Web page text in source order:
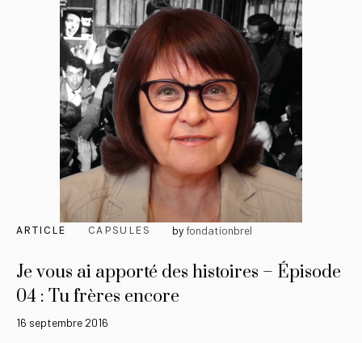
ARTICLE CAPSULES by fondationbrel
Je vous ai apporté des histoires – Épisode
04 : Tu frères encore
16 septembre 2016